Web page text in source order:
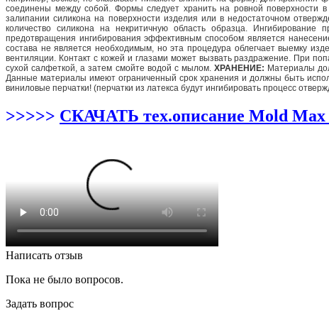
соединены между собой. Формы следует хранить на ровной поверхности
залипании силикона на поверхности изделия или в недостаточном
количество силикона на некритичную область образца.
предотвращения ингибирования эффективным способом является
состава не является необходимым, но эта процедура облегчает выемку
вентиляции. Контакт с кожей и глазами может вызвать раздражение. При
сухой салфеткой, а затем смойте водой с мылом. ХРАНЕНИЕ: Материалы
Данные материалы имеют ограниченный срок хранения и должны быть
виниловые перчатки! (перчатки из латекса будут ингибировать процесс
>>>>> СКАЧАТЬ тех.описание Mold Max
Написать отзыв
Пока не было вопросов.
Задать вопрос